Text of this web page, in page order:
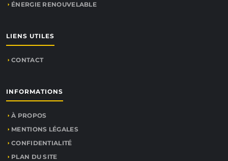
ÉNERGIE RENOUVELABLE
LIENS UTILES
CONTACT
INFORMATIONS
À PROPOS
MENTIONS LÉGALES
CONFIDENTIALITÉ
PLAN DU SITE